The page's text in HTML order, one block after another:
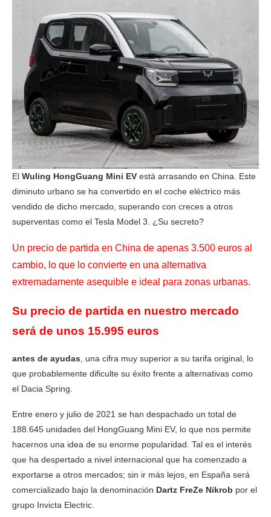
El Wuling HongGuang Mini EV está arrasando en China. Este
diminuto urbano se ha convertido en el coche eléctrico más
vendido de dicho mercado, superando con creces a otros
superventas como el Tesla Model 3. ¿Su secreto?
Un precio de partida en China de apenas 3.500 euros al
cambio, lo que lo convierte en una alternativa
extremadamente asequible e ideal para zonas urbanas.
Su precio de partida en nuestro mercado
será de unos 15.995 euros
antes de ayudas , una cifra muy superior a su tarifa original, lo
que probablemente dificulte su éxito frente a alternativas como
el Dacia Spring.
Entre enero y julio de 2021 se han despachado un total de
188.645 unidades del HongGuang Mini EV, lo que nos permite
hacernos una idea de su enorme popularidad. Tal es el interés
que ha despertado a nivel internacional que ha comenzado a
exportarse a otros mercados; sin ir más lejos, en España será
comercializado bajo la denominación Dartz FreZe Nikrob por el
grupo Invicta Electric.